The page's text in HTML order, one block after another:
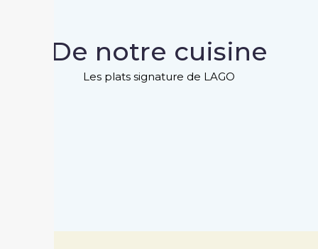
De notre cuisine
Les plats signature de LAGO